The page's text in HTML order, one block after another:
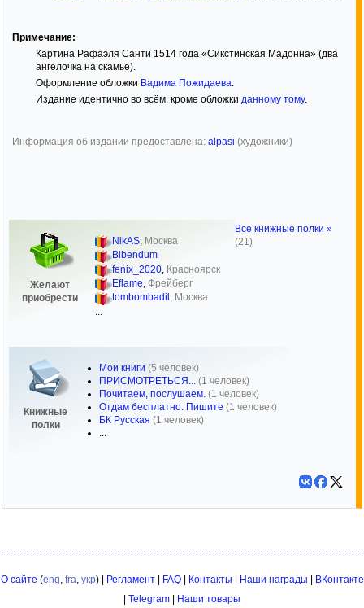
Примечание:
Картина Рафаэля Санти 1514 года «Сикстинская Мадонна» (два
ангелочка на скамье).
Оформление обложки Вадима Пожидаева
Издание идентично во всём, кроме обложки данному тому.
Информация об издании предоставлена: alpasi (художники)
Желают
приобрести
NikAS, Москва
Bibendum
fenix_2020 Красноярск
Eflame, Фрейберг
tombombadil , Москва
Книжные
полки
Мои книги (5 человек)
ПРИСМОТРЕТЬСЯ... (1 человек)
Почитаем, послушаем. (1 человек)
Отдам бесплатно. Пишите (1 человек)
БК Русская (1 человек)
...
Все книжные полки »
(21)
О сайте (eng, fra, укр) | Регламент| FAQ| Контакты Наши награды
ВКонтакте
Telegram Наши товары